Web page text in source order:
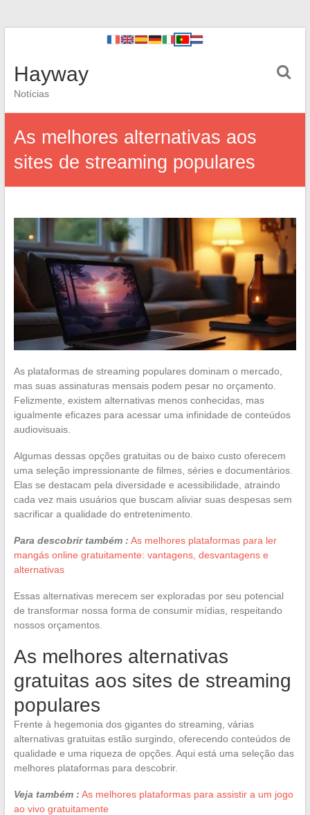
Hayway
Notícias
As melhores alternativas aos
sites de streaming populares
As plataformas de streaming populares dominam o mercado,
mas suas assinaturas mensais podem pesar no orçamento.
Felizmente, existem alternativas menos conhecidas, mas
igualmente eficazes para acessar uma infinidade de conteúdos
audiovisuais.
Algumas dessas opções gratuitas ou de baixo custo oferecem
uma seleção impressionante de filmes, séries e documentários.
Elas se destacam pela diversidade e acessibilidade, atraindo
cada vez mais usuários que buscam aliviar suas despesas sem
sacrificar a qualidade do entretenimento.
Para descobrir também : As melhores plataformas para ler
mangás online gratuitamente: vantagens, desvantagens e
alternativas
Essas alternativas merecem ser exploradas por seu potencial
de transformar nossa forma de consumir mídias, respeitando
nossos orçamentos.
As melhores alternativas
gratuitas aos sites de streaming
populares
Frente à hegemonia dos gigantes do streaming, várias
alternativas gratuitas estão surgindo, oferecendo conteúdos de
qualidade e uma riqueza de opções. Aqui está uma seleção das
melhores plataformas para descobrir.
Veja também : As melhores plataformas para assistir a um jogo
ao vivo gratuitamente